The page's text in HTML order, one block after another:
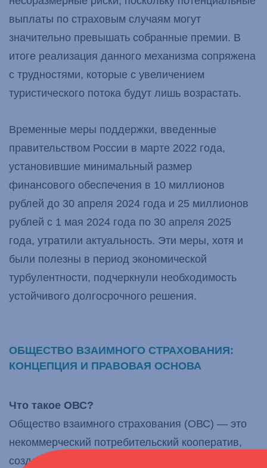
выплаты по страховым случаям могут
значительно превышать собранные премии. В
итоге реализация данного механизма сопряжена
с трудностями, которые с увеличением
туристического потока будут лишь возрастать.
Временные меры поддержки, введенные
правительством России в марте 2022 года,
установившие минимальный размер
финансового обеспечения в 10 миллионов
рублей до 30 апреля 2024 года и 25 миллионов
рублей с 1 мая 2024 года по 30 апреля 2025
года, утратили актуальность. Эти меры, хотя и
были полезны в период экономической
турбулентности, подчеркнули необходимость
устойчивого долгосрочного решения.
ОБЩЕСТВО ВЗАИМНОГО СТРАХОВАНИЯ:
КОНЦЕПЦИЯ И ПРАВОВАЯ ОСНОВА
Что такое ОВС?
Общество взаимного страхования (ОВС) — это
некоммерческий потребительский кооператив,
созданный для объединения ресурсов его